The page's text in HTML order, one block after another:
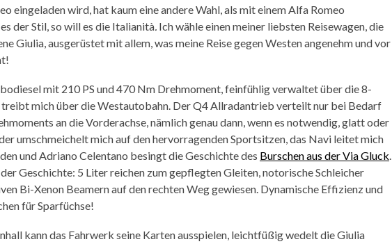
eingeladen wird, hat kaum eine andere Wahl, als mit einem Alfa Romeo
der Stil, so will es die Italianità. Ich wähle einen meiner liebsten Reisewagen, die
Giulia, ausgerüstet mit allem, was meine Reise gegen Westen angenehm und vor
mit 210 PS und 470 Nm Drehmoment, feinfühlig verwaltet über die 8-
mich über die Westautobahn. Der Q4 Allradantrieb verteilt nur bei Bedarf
an die Vorderachse, nämlich genau dann, wenn es notwendig, glatt oder
umschmeichelt mich auf den hervorragenden Sportsitzen, das Navi leitet mich
und Adriano Celentano besingt die Geschichte des Burschen aus der Via Gluck.
Geschichte: 5 Liter reichen zum gepflegten Gleiten, notorische Schleicher
Bi-Xenon Beamern auf den rechten Weg gewiesen. Dynamische Effizienz und
für Sparfüchse!
kann das Fahrwerk seine Karten ausspielen, leichtfüßig wedelt die Giulia